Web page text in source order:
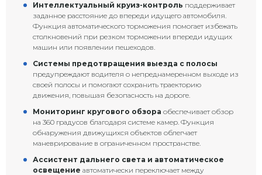
Интеллектуальный круиз-контроль поддерживает
заданное расстояние до впереди идущего автомобиля.
Функция автоматического торможения помогает избежать
столкновений при резком торможении впереди идущих
машин или появлении пешеходов.
Системы предотвращения выезда с полосы
предупреждают водителя о непреднамеренном выходе из
своей полосы и помогают сохранить траекторию
движения, повышая безопасность на дороге.
Мониторинг кругового обзора обеспечивает обзор
на 360 градусов благодаря системе камер. Функция
обнаружения движущихся объектов облегчает
маневрирование в ограниченном пространстве.
Ассистент дальнего света и автоматическое
освещение автоматически переключает между